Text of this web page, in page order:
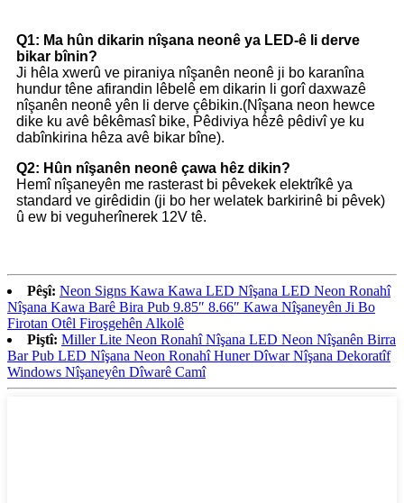
Q1: Ma hûn dikarin nîşana neonê ya LED-ê li derve
bikar bînin?
Ji hêla xwerû ve piraniya nîşanên neonê ji bo karanîna
hundur têne afirandin lêbelê em dikarin li gorî daxwazê ​​
nîşanên neonê yên li derve çêbikin.(Nîşana neon hewce
dike ku avê bêkêmasî bike, Pêdiviya hêzê pêdivî ye ku
dabînkirina hêza avê bikar bîne).
Q2: Hûn nîşanên neonê çawa hêz dikin?
Hemî nîşaneyên me rasterast bi pêvekek elektrîkê ya
standard ve girêdidin (ji bo her welatek barkirinê bi pêvek)
û ew bi veguherînerek 12V tê.
Pêşî: Neon Signs Kawa Kawa LED Nîşana LED Neon Ronahî
Nîşana Kawa Barê Bira Pub 9.85″ 8.66″ Kawa Nîşaneyên Ji Bo
Firotan Otêl Firoşgehên Alkolê
Piştî: Miller Lite Neon Ronahî Nîşana LED Neon Nîşanên Birra
Bar Pub LED Nîşana Neon Ronahî Huner Dîwar Nîşana Dekoratîf
Windows Nîşaneyên Dîwarê Camî